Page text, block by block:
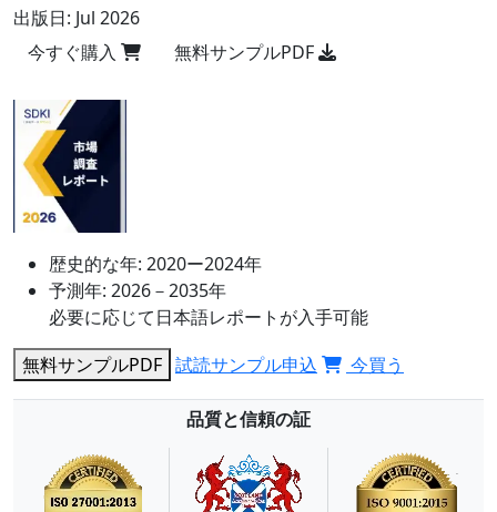
出版日: Jul 2026
今すぐ購入
無料サンプルPDF
歴史的な年: 2020ー2024年
予測年: 2026－2035年
必要に応じて日本語レポートが入手可能
無料サンプルPDF 試読サンプル申込 今買う
品質と信頼の証